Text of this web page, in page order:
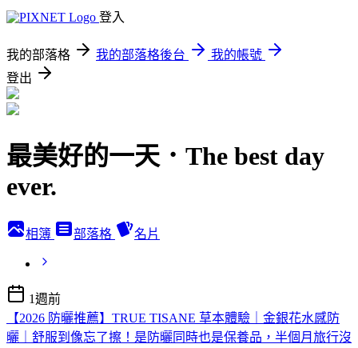
登入
我的部落格 我的部落格後台
我的帳號
登出
最美好的一天．The best day
ever.
相簿 部落格 名片
1週前
【2026 防曬推薦】TRUE TISANE 草本體驗｜金銀花水感防
曬｜舒服到像忘了擦！是防曬同時也是保養品，半個月旅行沒